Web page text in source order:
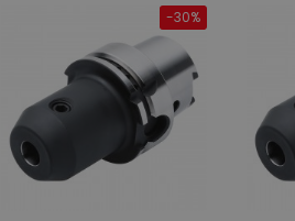
-30%